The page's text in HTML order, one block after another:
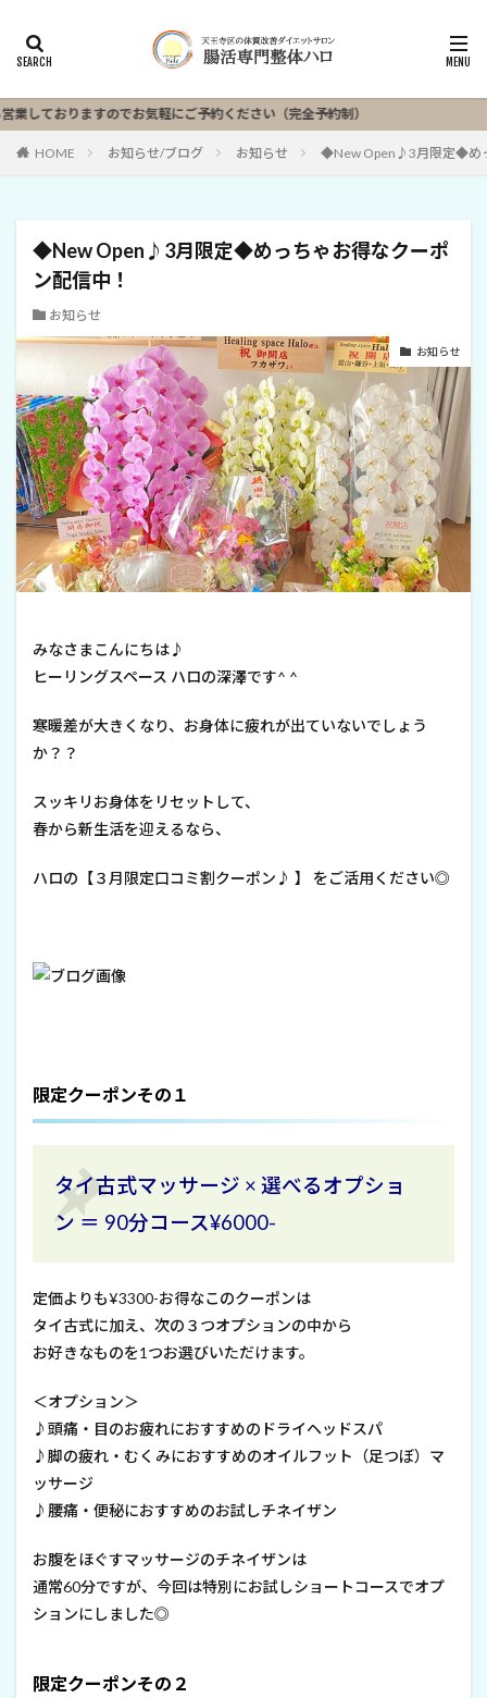
ておりますのでお気軽にご予約ください（完全予約制）
HOME お知らせ/ブログ お知らせ ◆New Open♪3月限定◆め
◆New Open♪3月限定◆めっちゃお得なクーポ
ン配信中！
お知らせ
お知らせ
みなさまこんにちは♪
ヒーリングスペース ハロの深澤です^ ^
寒暖差が大きくなり、お身体に疲れが出ていないでしょう
か？？
スッキリお身体をリセットして、
春から新生活を迎えるなら、
ハロの【３月限定口コミ割クーポン♪ 】 をご活用ください◎
限定クーポンその１
タイ古式マッサージ × 選べるオプショ
ン ＝ 90分コース¥6000-
定価よりも¥3300-お得なこのクーポンは
タイ古式に加え、次の３つオプションの中から
お好きなものを1つお選びいただけます。
＜オプション＞
♪頭痛・目のお疲れにおすすめのドライヘッドスパ
♪脚の疲れ・むくみにおすすめのオイルフット（足つぼ）マ
ッサージ
♪腰痛・便秘におすすめのお試しチネイザン
お腹をほぐすマッサージのチネイザンは
通常60分ですが、今回は特別にお試しショートコースでオプ
ションにしました◎
限定クーポンその２